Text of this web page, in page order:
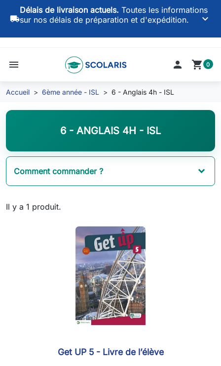
local_shipping
Délais de livraison actuels. Toutes les informations
sur nos délais de préparation et d'expédition.
keyboard_arrow_down
menu  shopping_cart 0
Accueil 6ème année - ISL 6 - Anglais 4h - ISL
6 - ANGLAIS 4H - ISL
Comment commander ?
Il y a 1 produit.
Get UP 5 - Livre de l’élève